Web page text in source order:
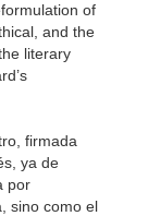
of
and the
literary
firmada
ya de
por
sino como el